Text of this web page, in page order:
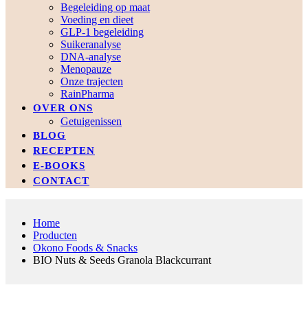
Begeleiding op maat
Voeding en dieet
GLP-1 begeleiding
Suikeranalyse
DNA-analyse
Menopauze
Onze trajecten
RainPharma
OVER ONS
Getuigenissen
BLOG
RECEPTEN
E-BOOKS
CONTACT
Home
Producten
Okono Foods & Snacks
BIO Nuts & Seeds Granola Blackcurrant